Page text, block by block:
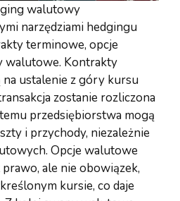
walutowy
narzędziami hedgingu
terminowe, opcje
walutowe. Kontrakty
ustalenie z góry kursu
zostanie rozliczona
przedsiębiorstwa mogą
i przychody, niezależnie
Opcje walutowe
ale nie obowiązek,
kursie, co daje